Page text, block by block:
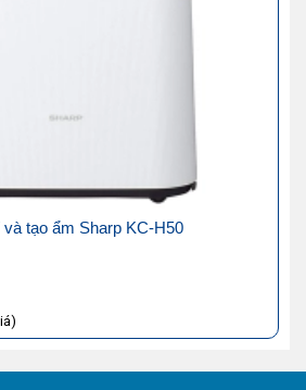
tạo ẩm Sharp KC-H50